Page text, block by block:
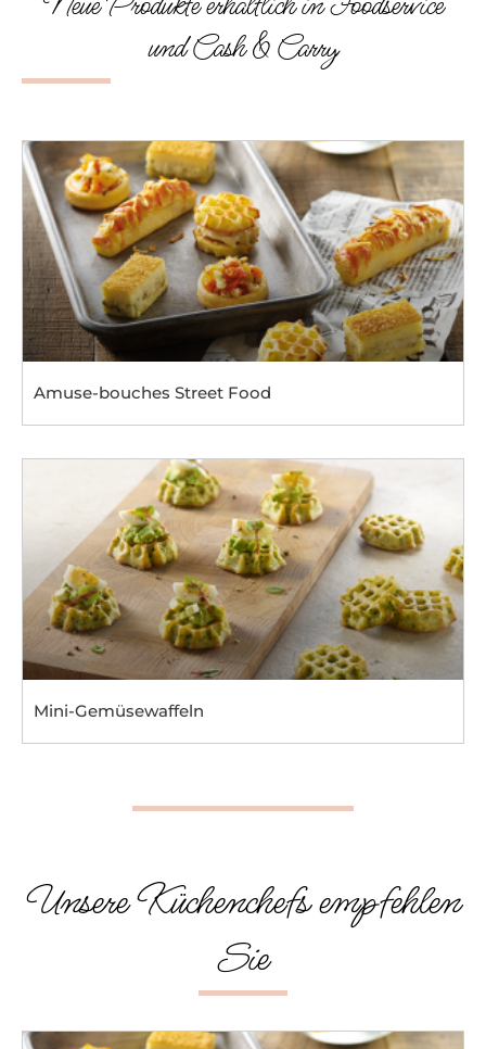
und Cash & Carry
Amuse-bouches Street Food
Mini-Gemüsewaffeln
Unsere Küchenchefs empfehlen
Sie